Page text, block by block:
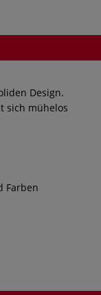
Design.
sich mühelos
Farben